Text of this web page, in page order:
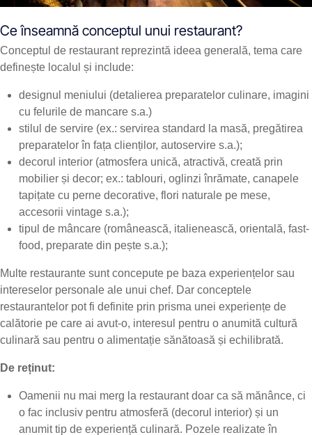
Ce înseamnă conceptul unui restaurant?
Conceptul de restaurant reprezintă ideea generală, tema care
definește localul și include:
designul meniului (detalierea preparatelor culinare, imagini
cu felurile de mancare s.a.)
stilul de servire (ex.: servirea standard la masă, pregătirea
preparatelor în fața clienților, autoservire s.a.);
decorul interior (atmosfera unică, atractivă, creată prin
mobilier și decor; ex.: tablouri, oglinzi înrămate, canapele
tapițate cu perne decorative, flori naturale pe mese,
accesorii vintage s.a.);
tipul de mâncare (românească, italienească, orientală, fast-
food, preparate din pește s.a.);
Multe restaurante sunt concepute pe baza experiențelor sau
intereselor personale ale unui chef. Dar conceptele
restaurantelor pot fi definite prin prisma unei experiențe de
calătorie pe care ai avut-o, interesul pentru o anumită cultură
culinară sau pentru o alimentație sănătoasă și echilibrată.
De reținut:
Oamenii nu mai merg la restaurant doar ca să mănânce, ci
o fac inclusiv pentru atmosferă (decorul interior) și un
anumit tip de experiență culinară. Pozele realizate în